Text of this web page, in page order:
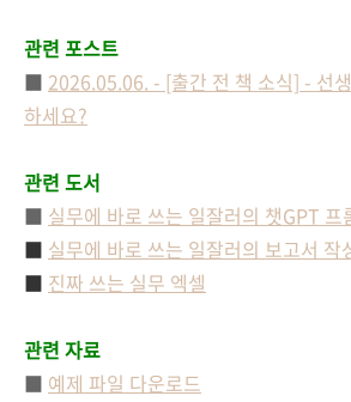
관련 포스트
■ 2026.05.06. - [출간 전 책 소식] - 선
하세요?
관련 도서
■ 실무에 바로 쓰는 일잘러의 챗GPT 프
■ 실무에 바로 쓰는 일잘러의 보고서 작
■ 진짜 쓰는 실무 엑셀
관련 자료
■ 예제 파일 다운로드